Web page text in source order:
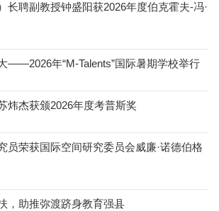
长聘副教授钟盛阳获2026年度伯克霍夫-冯·
——2026年“M-Talents”国际暑期学校举行
炜杰获颁2026年度考普斯奖
员荣获国际空间研究委员会威廉·诺德伯格
，助推弥渡跻身教育强县